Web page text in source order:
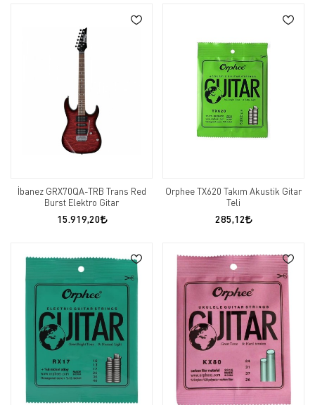
İbanez GRX70QA-TRB Trans Red
Burst Elektro Gitar
15.919,20
Orphee TX620 Takım Akustik Gitar
Teli
285,12